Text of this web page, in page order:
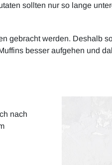
sollten nur so lange
gebracht werden. Deshalb
besser aufgehen und
nach